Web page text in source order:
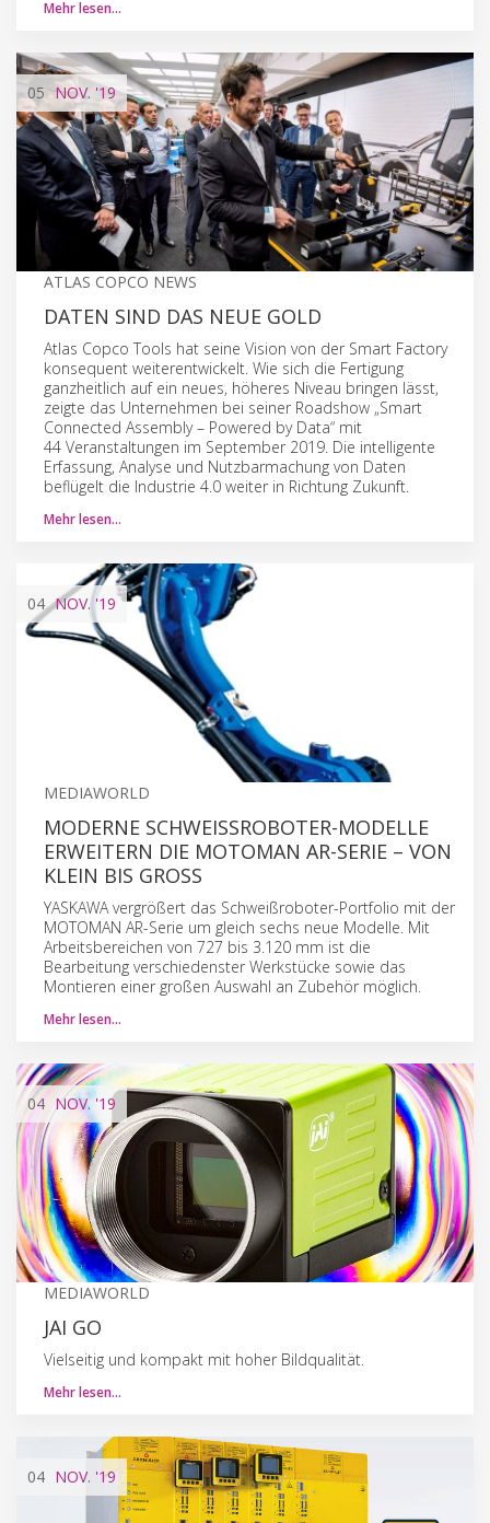
Mehr lesen…
05 NOV. '19
ATLAS COPCO NEWS
DATEN SIND DAS NEUE GOLD
Atlas Copco Tools hat seine Vision von der Smart Factory
konsequent weiterentwickelt. Wie sich die Fertigung
ganzheitlich auf ein neues, höheres Niveau bringen lässt,
zeigte das Unternehmen bei seiner Roadshow „Smart
Connected Assembly – Powered by Data“ mit
44 Veranstaltungen im September 2019. Die intelligente
Erfassung, Analyse und Nutzbarmachung von Daten
beflügelt die Industrie 4.0 weiter in Richtung Zukunft.
Mehr lesen…
04 NOV.'19
MEDIAWORLD
MODERNE SCHWEISSROBOTER-MODELLE E
RWEITERN DIE MOTOMAN AR-SERIE – VON K
LEIN BIS GROSS
YASKAWA vergrößert das Schweißroboter-Portfolio mit der
MOTOMAN AR-Serie um gleich sechs neue Modelle. Mit
Arbeitsbereichen von 727 bis 3.120 mm ist die
Bearbeitung verschiedenster Werkstücke sowie das
Montieren einer großen Auswahl an Zubehör möglich.
Mehr lesen…
04 NOV.'19
MEDIAWORLD
JAI GO
Vielseitig und kompakt mit hoher Bildqualität.
Mehr lesen…
04 NOV. '19